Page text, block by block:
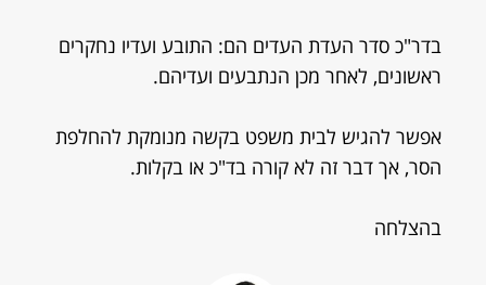
בדר"כ סדר העדת העדים הם: התובע ועדיו נחקרים
ראשונים, לאחר מכן הנתבעים ועדיהם.
אפשר להגיש לבית משפט בקשה מנומקת להחלפת
הסר, אך דבר זה לא קורה בד"כ או בקלות.
בהצלחה